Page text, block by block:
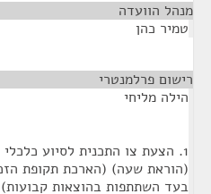
מנהל הוועדה
טמיר כהן
רישום פרלמנטרי
הילה מליחי
1. הצעת צו התכנית לסיוע
(הוראת שעה) (הארכת תקופת
בעד השתתפות בהוצאות קבועות) (מס' 2),